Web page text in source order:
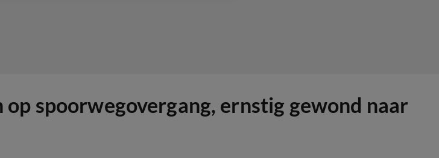
spoorwegovergang, ernstig gewond naar